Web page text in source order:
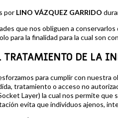
por LINO VÁZQUEZ GARRIDO
que nos obliguen a
para la finalidad para la cual son
TRATAMIENTO DE LA
para cumplir con nuestra
tratamiento o acceso no
Layer) la cual nos permite
evita que individuos ajenos,